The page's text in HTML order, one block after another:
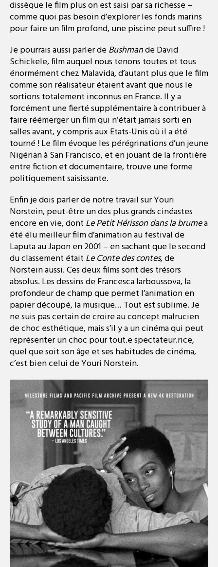
dissèque le film plus on est saisi par sa richesse –
comme quoi pas besoin d’explorer les fonds marins
pour faire un film profond, une piscine peut suffire !
Je pourrais aussi parler deBushmande David
Schickele, film auquel nous tenons toutes et tous
énormément chez Malavida, d’autant plus que le film
comme son réalisateur étaient avant que nous le
sortions totalement inconnus en France. Il y a
forcément une fierté supplémentaire à contribuer à
faire réémerger un film qui n’était jamais sorti en
salles avant, y compris aux Etats-Unis où il a été
tourné ! Le film évoque les pérégrinations d’un jeune
Nigérian à San Francisco, et en jouant de la frontière
entre fiction et documentaire, trouve une forme
politiquement saisissante.
Enfin je dois parler de notre travail sur Youri
Norstein, peut-être un des plus grands cinéastes
encore en vie, dont Le Petit Hérisson dans la brumea
été élu meilleur film d’animation au festival de
Laputa au Japon en 2001 – en sachant que le second
du classement était Le Conte des contes, de
Norstein aussi. Ces deux films sont des trésors
absolus. Les dessins de Francesca Iarboussova, la
profondeur de champ que permet l’animation en
papier découpé, la musique… Tout est sublime. Je
ne suis pas certain de croire au concept malrucien
de choc esthétique, mais s’il y a un cinéma qui peut
représenter un choc pour tout.e spectateur.rice,
quel que soit son âge et ses habitudes de cinéma,
c’est bien celui de Youri Norstein.